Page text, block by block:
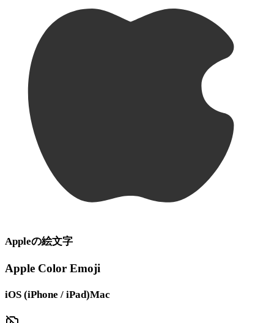
Appleの絵文字
Apple Color Emoji
iOS (iPhone / iPad)Mac